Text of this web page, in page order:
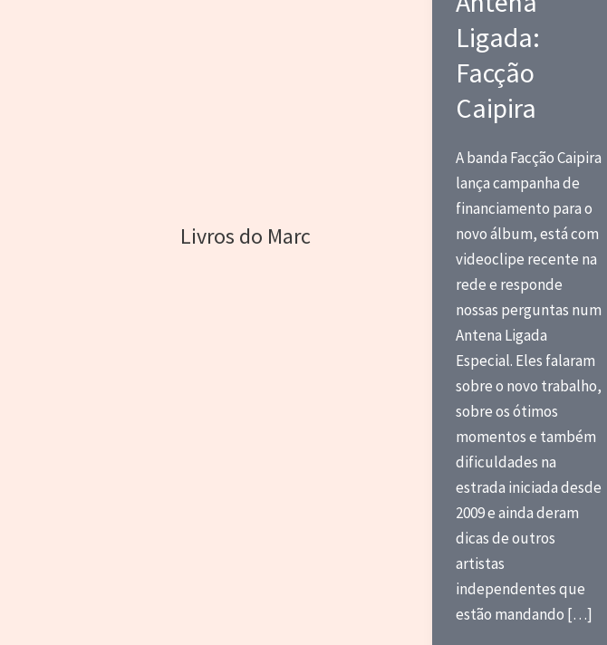
Livros do Marc
Ligada:
Facção
Caipira
A banda Facção Caipira
lança campanha de
financiamento para o
novo álbum, está com
videoclipe recente na
rede e responde
nossas perguntas num
Antena Ligada
Especial. Eles falaram
sobre o novo trabalho,
sobre os ótimos
momentos e também
dificuldades na
estrada iniciada desde
2009 e ainda deram
dicas de outros
artistas
independentes que
estão mandando […]